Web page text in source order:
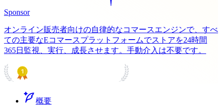
Sponsor
オンライン販売者向けの自律的なコマースエンジンで、すべ
ての主要なEコマースプラットフォームでストアを24時間
365日監視、実行、成長させます。手動介入は不要です。
概要